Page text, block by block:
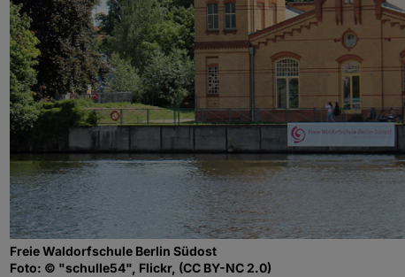
Freie Waldorfschule Berlin Südost
Foto: © "schulle54", Flickr, (CC BY-NC 2.0)